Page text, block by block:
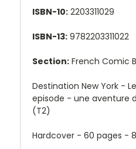
ISBN-10: 2203311029
ISBN-13: 9782203311022
Section: French Comic
Destination New York -
episode - une aventure
(T2)
Hardcover - 60 pages -